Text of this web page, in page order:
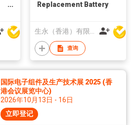
Replacement Battery
生永（香港）有限公司
查询
国际电子组件及生产技术展 2025 (香
港会议展览中心)
2026年10月13日 - 16日
立即登记